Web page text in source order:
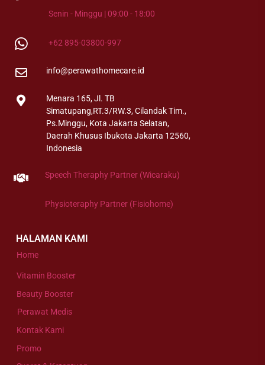
Senin - Minggu | 09:00 - 18:00
+62 895-03800-997
info@perawathomecare.id
Menara 165, Jl. TB
Simatupang,RT.3/RW.3, Cilandak Tim.,
Ps.Minggu, Kota Jakarta Selatan,
Daerah Khusus Ibukota Jakarta 12560,
Indonesia
Speech Theraphy Partner (Wicaraku)
Physioteraphy Partner (Fisiohome)
HALAMAN KAMI
Home
Vitamin Booster
Beauty Booster
Perawat Medis
Kontak Kami
Promo